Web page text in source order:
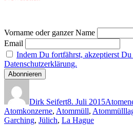
Vorname oder ganzer Name
Email
Indem Du fortfährst, akzeptierst Du
Datenschutzerklärung.
Dirk Seifert8. Juli 2015
Atomkonzerne, Atommüll,
Garching, Jülich, La Hague